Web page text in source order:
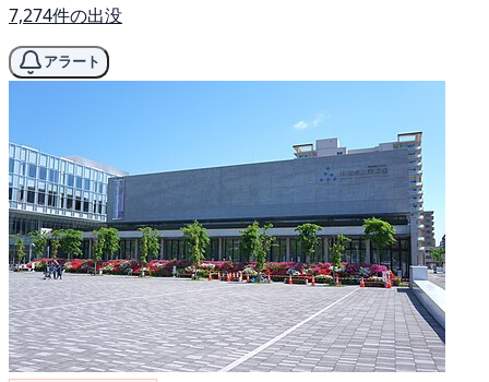
7,274件の出没
アラート